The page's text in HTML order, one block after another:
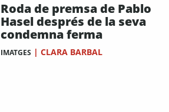
Roda de premsa de Pablo
Hasel després de la seva
condemna ferma
IMATGES | CLARA BARBAL